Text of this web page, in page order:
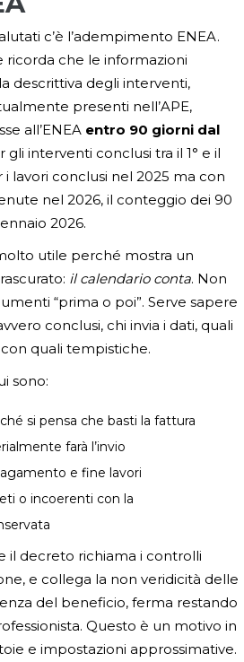
c’è l’adempimento ENEA.
ricorda che le informazioni
descrittiva degli interventi,
presenti nell’APE,
all’ENEA entro 90 giorni dal
gli interventi conclusi tra il 1° e il
i lavori conclusi nel 2025 ma con
nel 2026, il conteggio dei 90
2026.
utile perché mostra un
il calendario conta. Non
“prima o poi”. Serve sapere
conclusi, chi invia i dati, quali
quali tempistiche.
sono:
si pensa che basti la fattura
farà l’invio
e fine lavori
o incoerenti con la
il decreto richiama i controlli
e collega la non veridicità delle
del beneficio, ferma restando
Questo è un motivo in
e impostazioni approssimative.